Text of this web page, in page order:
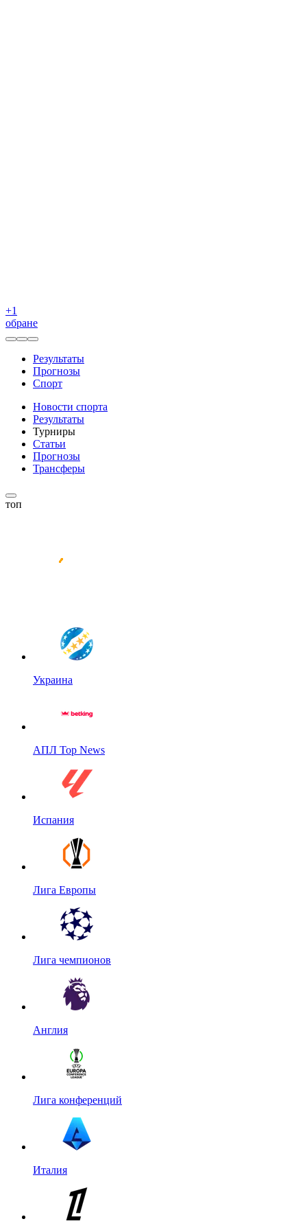
+1
обране
Результаты
Прогнозы
Спорт
Новости спорта
Результаты
Турниры
Статьи
Прогнозы
Трансферы
топ
Украина
АПЛ Top News
Испания
Лига Европы
Лига чемпионов
Англия
Лига конференций
Италия